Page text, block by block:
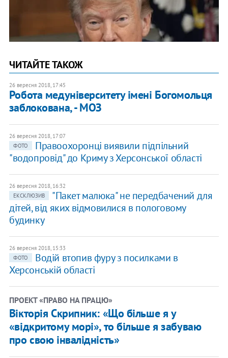
ЧИТАЙТЕ ТАКОЖ
26 вересня 2018, 17:45
Робота медуніверситету імені Богомольця
заблокована, - МОЗ
26 вересня 2018, 17:07
ФОТО
Правоохоронці виявили підпільний
"водопровід" до Криму з Херсонської області
26 вересня 2018, 16:32
ЕКСКЛЮЗИВ
"Пакет малюка" не передбачений для
дітей, від яких відмовилися в пологовому
будинку
26 вересня 2018, 15:33
ФОТО
Водій втопив фуру з посилками в
Херсонській області
ПРОЕКТ «ПРАВО НА ПРАЦЮ»
Вікторія Скрипник: «Що більше я у
«відкритому морі», то більше я забуваю
про свою інвалідність»